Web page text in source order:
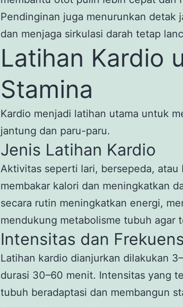
Pendinginan juga menurunkan detak
dan menjaga sirkulasi darah tetap
Latihan Kardio
Stamina
Kardio menjadi latihan utama untuk
jantung dan paru-paru.
Jenis Latihan Kardio
Aktivitas seperti lari, bersepeda, atau
membakar kalori dan meningkatkan
secara rutin meningkatkan energi,
mendukung metabolisme tubuh agar
Intensitas dan
Latihan kardio dianjurkan dilakukan
durasi 30–60 menit. Intensitas yang
tubuh beradaptasi dan membangun